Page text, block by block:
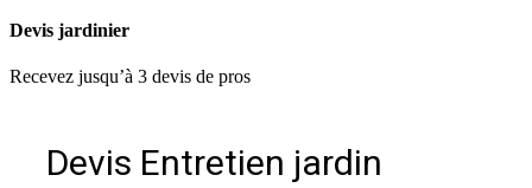
Devis jardinier
Recevez jusqu’à 3 devis de pros
Devis Entretien jardin